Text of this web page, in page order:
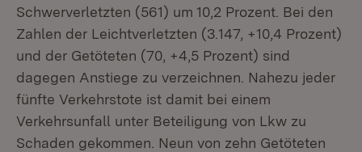
Schwerverletzten (561) um 10,2 Prozent. Bei den
Zahlen der Leichtverletzten (3.147, +10,4 Prozent)
und der Getöteten (70, +4,5 Prozent) sind
dagegen Anstiege zu verzeichnen. Nahezu jeder
fünfte Verkehrstote ist damit bei einem
Verkehrsunfall unter Beteiligung von Lkw zu
Schaden gekommen. Neun von zehn Getöteten